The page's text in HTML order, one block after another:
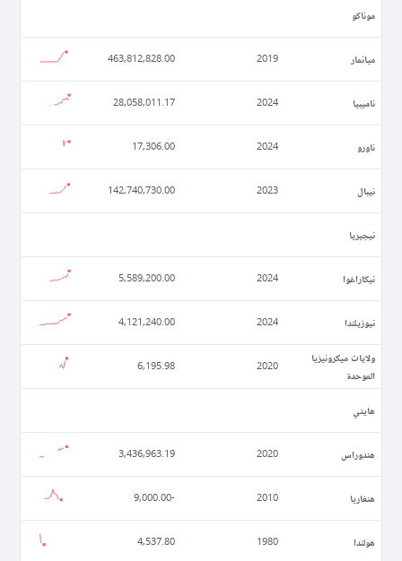
موناكو
ميانمار 2019
463,812,828.00
ناميبيا 2024
28,058,011.17
ناورو 2024
17,306.00
نيبال 2023
142,740,730.00
نيجيريا
نيكاراغوا 2024
5,589,200.00
نيوزيلندا 2024
4,121,240.00
ولايات ميكرونيزيا
الموحدة
2020
6,195.98
ھايتي
ھندوراس 2020
3,436,963.19
ھنغاريا 2010
-9,000.00
ھولندا 1980
4,537.80